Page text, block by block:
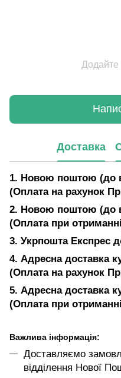
Додайте
Доставка
1. Новою поштою (до
(Оплата на рахунок
2. Новою поштою (до
(Оплата при
3. Укрпошта Експрес
4. Адресна доставка
(Оплата на рахунок
5. Адресна доставка
(Оплата при
Важлива інформація:
Доставляємо
відділення Нової